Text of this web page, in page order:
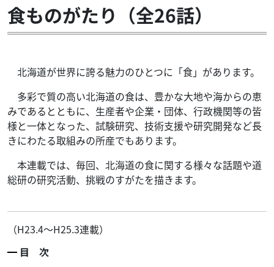
食ものがたり（全26話）
北海道が世界に誇る魅力のひとつに「食」があります。
多彩で質の高い北海道の食は、豊かな大地や海からの恵
みであるとともに、生産者や企業・団体、行政機関等の皆
様と一体となった、試験研究、技術支援や研究開発など長
きにわたる取組みの所産でもあります。
本連載では、毎回、北海道の食に関する様々な話題や道
総研の研究活動、挑戦のすがたを描きます。
（H23.4～H25.3連載）
目 次